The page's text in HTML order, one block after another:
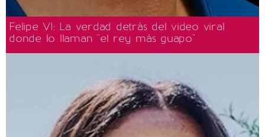
Felipe VI: La verdad detrás del video viral
donde lo llaman "el rey más guapo"